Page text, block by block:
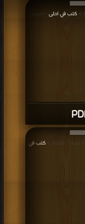
كتب في احلى
| التحميل :
كتب في